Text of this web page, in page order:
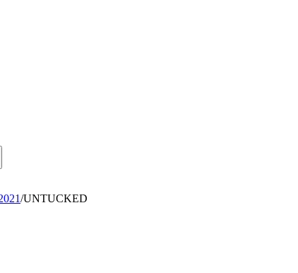
/UNTUCKED